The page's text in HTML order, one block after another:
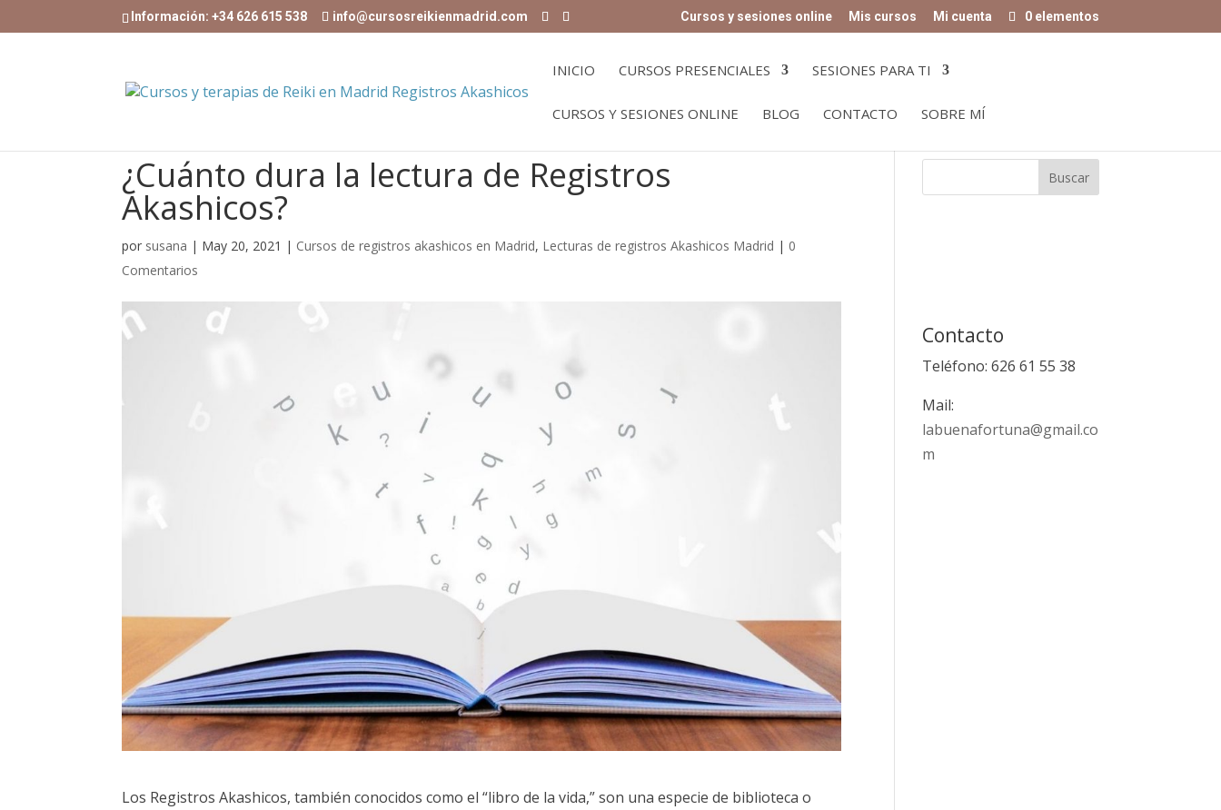
Información: +34 626 615 538 info@cursosreikienmadrid.com Cursos y sesiones online Mis cursos Mi cuenta 0 elementos
INICIO CURSOS PRESENCIALES SESIONES PARA TI
CURSOS Y SESIONES ONLINE BLOG CONTACTO SOBRE MÍ
¿Cuánto dura la lectura de Registros
Akashicos?
por susana | May 20, 2021 | Cursos de registros akashicos en Madrid, Lecturas de registros Akashicos Madrid | 0
Comentarios
Los Registros Akashicos, también conocidos como el “libro de la vida,” son una especie de biblioteca o
Contacto
Teléfono: 626 61 55 38
Mail:
labuenafortuna@gmail.co
m